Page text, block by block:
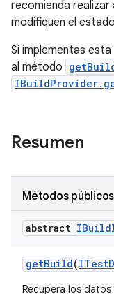
recomienda realizar
modifiquen el
Si implementas
al método
Resumen
Métodos públicos
abstract IBuild
getBuild(ITest
Recupera los